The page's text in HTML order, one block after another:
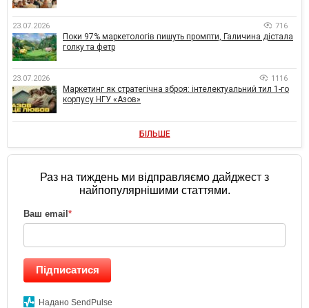
23.07.2026 716
Поки 97% маркетологів пишуть промпти, Галичина дістала
голку та фетр
23.07.2026 1116
Маркетинг як стратегічна зброя: інтелектуальний тил 1-го
корпусу НГУ «Азов»
БІЛЬШЕ
Раз на тиждень ми відправляємо дайджест з
найпопулярнішими статтями.
Ваш email*
Підписатися
Надано SendPulse